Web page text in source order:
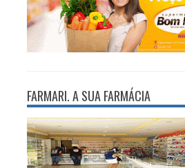
FARMARI. A SUA FARMÁCIA